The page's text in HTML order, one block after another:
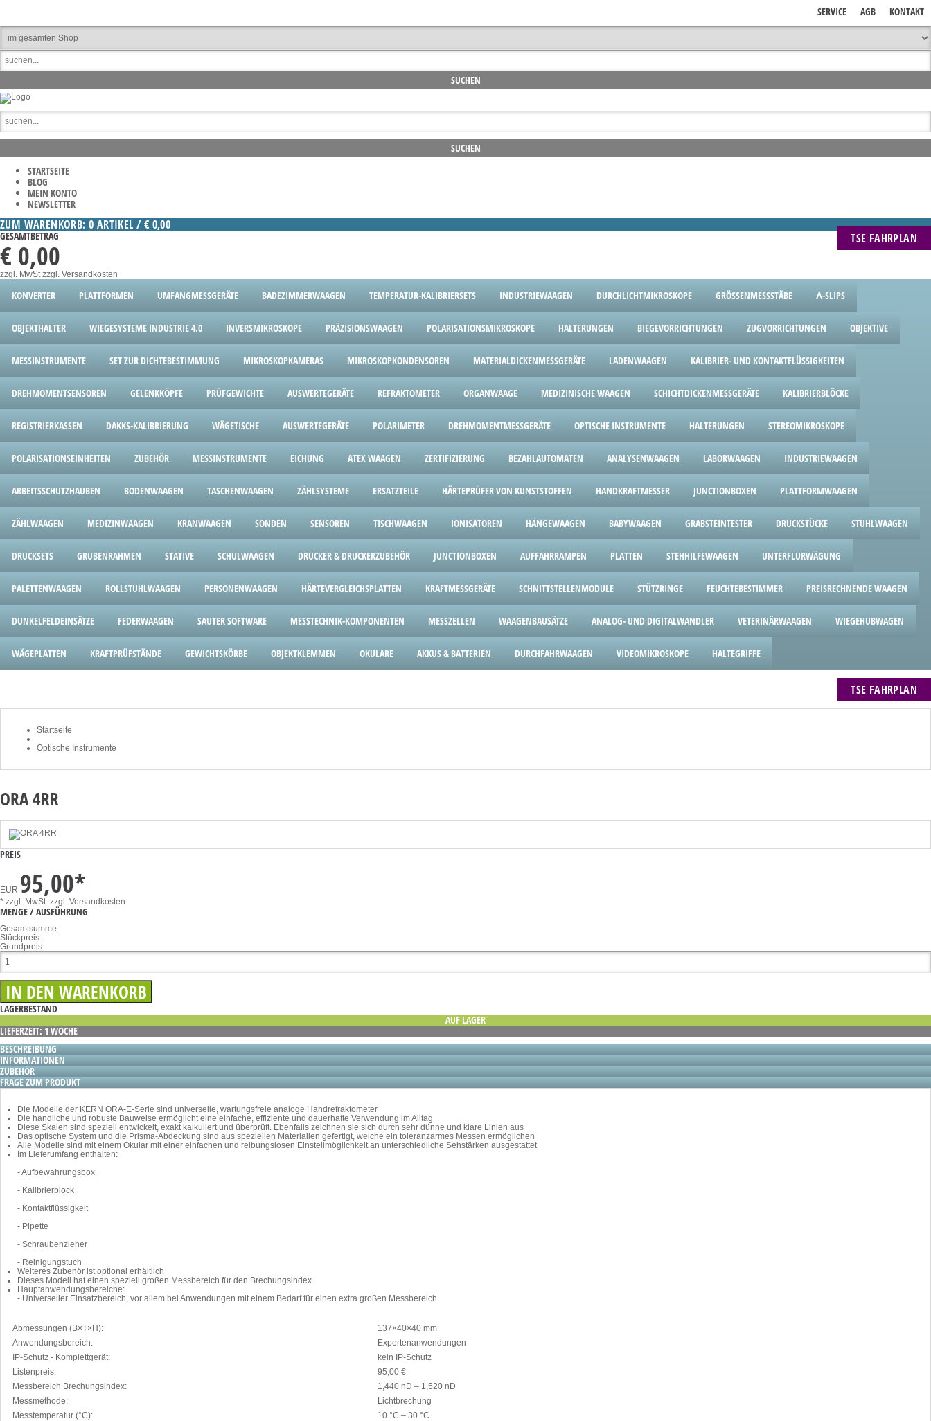
KONTAKT
AGB
SERVICE
STARTSEITE
BLOG
MEIN KONTO
NEWSLETTER
TSE FAHRPLAN
ZUM WARENKORB: 0 ARTIKEL / € 0,00
GESAMTBETRAG
€ 0,00
zzgl. MwStzzgl. Versandkosten
KONVERTER PLATTFORMEN UMFANGMESSGERÄTE BADEZIMMERWAAGEN TEMPERATUR-KALIBRIERSETS INDUSTRIEWAAGEN DURCHLICHTMIKROSKOPE GRÖSSENMESSSTÄBE Λ-SLIPS
OBJEKTHALTER WIEGESYSTEME INDUSTRIE 4.0 INVERSMIKROSKOPE PRÄZISIONSWAAGEN POLARISATIONSMIKROSKOPE HALTERUNGEN BIEGEVORRICHTUNGEN ZUGVORRICHTUNGEN OBJEKTIVE
MESSINSTRUMENTE SET ZUR DICHTEBESTIMMUNG MIKROSKOPKAMERAS MIKROSKOPKONDENSOREN MATERIALDICKENMESSGERÄTE LADENWAAGEN KALIBRIER- UND KONTAKTFLÜSSIGKEITEN
DREHMOMENTSENSOREN GELENKKÖPFE PRÜFGEWICHTE AUSWERTEGERÄTE REFRAKTOMETER ORGANWAAGE MEDIZINISCHE WAAGEN SCHICHTDICKENMESSGERÄTE KALIBRIERBLÖCKE
REGISTRIERKASSEN DAKKS-KALIBRIERUNG WÄGETISCHE AUSWERTEGERÄTE POLARIMETER DREHMOMENTMESSGERÄTE OPTISCHE INSTRUMENTE HALTERUNGEN STEREOMIKROSKOPE
POLARISATIONSEINHEITEN ZUBEHÖR MESSINSTRUMENTE EICHUNG ATEX WAAGEN ZERTIFIZIERUNG BEZAHLAUTOMATEN ANALYSENWAAGEN LABORWAAGEN INDUSTRIEWAAGEN
ARBEITSSCHUTZHAUBEN BODENWAAGEN TASCHENWAAGEN ZÄHLSYSTEME ERSATZTEILE HÄRTEPRÜFER VON KUNSTSTOFFEN HANDKRAFTMESSER JUNCTIONBOXEN PLATTFORMWAAGEN
ZÄHLWAAGEN MEDIZINWAAGEN KRANWAAGEN SONDEN SENSOREN TISCHWAAGEN IONISATOREN HÄNGEWAAGEN BABYWAAGEN GRABSTEINTESTER DRUCKSTÜCKE STUHLWAAGEN
DRUCKSETS GRUBENRAHMEN STATIVE SCHULWAAGEN DRUCKER & DRUCKERZUBEHÖR JUNCTIONBOXEN AUFFAHRRAMPEN PLATTEN STEHHILFEWAAGEN UNTERFLURWÄGUNG
PALETTENWAAGEN ROLLSTUHLWAAGEN PERSONENWAAGEN HÄRTEVERGLEICHSPLATTEN KRAFTMESSGERÄTE SCHNITTSTELLENMODULE STÜTZRINGE FEUCHTEBESTIMMER PREISRECHNENDE WAAGEN
DUNKELFELDEINSÄTZE FEDERWAAGEN SAUTER SOFTWARE MESSTECHNIK-KOMPONENTEN MESSZELLEN WAAGENBAUSÄTZE ANALOG- UND DIGITALWANDLER VETERINÄRWAAGEN WIEGEHUBWAGEN
WÄGEPLATTEN KRAFTPRÜFSTÄNDE GEWICHTSKÖRBE OBJEKTKLEMMEN OKULARE AKKUS & BATTERIEN DURCHFAHRWAAGEN VIDEOMIKROSKOPE HALTEGRIFFE
TSE FAHRPLAN
Startseite
Optische Instrumente
ORA 4RR
PREIS
EUR 95,00*
* zzgl. MwSt. zzgl. Versandkosten
MENGE / AUSFÜHRUNG
Gesamtsumme:
Stückpreis:
Grundpreis:
LAGERBESTAND
AUF LAGER
LIEFERZEIT: 1 WOCHE
BESCHREIBUNG
INFORMATIONEN
ZUBEHÖR
FRAGE ZUM PRODUKT
Die Modelle der KERN ORA-E-Serie sind universelle, wartungsfreie analoge Handrefraktometer
Die handliche und robuste Bauweise ermöglicht eine einfache, effiziente und dauerhafte Verwendung im Alltag
Diese Skalen sind speziell entwickelt, exakt kalkuliert und überprüft. Ebenfalls zeichnen sie sich durch sehr dünne und klare Linien aus
Das optische System und die Prisma-Abdeckung sind aus speziellen Materialien gefertigt, welche ein toleranzarmes Messen ermöglichen
Alle Modelle sind mit einem Okular mit einer einfachen und reibungslosen Einstellmöglichkeit an unterschiedliche Sehstärken ausgestattet
Im Lieferumfang enthalten:
- Aufbewahrungsbox
- Kalibrierblock
- Kontaktflüssigkeit
- Pipette
- Schraubenzieher
- Reinigungstuch
Weiteres Zubehör ist optional erhältlich
Dieses Modell hat einen speziell großen Messbereich für den Brechungsindex
Hauptanwendungsbereiche:
- Universeller Einsatzbereich, vor allem bei Anwendungen mit einem Bedarf für einen extra großen Messbereich
Abmessungen (B×T×H):
137×40×40 mm
Anwendungsbereich:
Expertenanwendungen
IP-Schutz - Komplettgerät:
kein IP-Schutz
Listenpreis:
95,00 €
Messbereich Brechungsindex:
1,440 nD – 1,520 nD
Messmethode:
Lichtbrechung
Messtemperatur (°C):
10 °C – 30 °C